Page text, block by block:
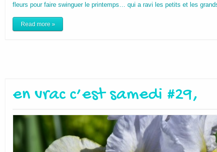
fleurs pour faire swinguer le printemps… qui a ravi les petits et les
Read more »
en vrac c’est samedi #29,